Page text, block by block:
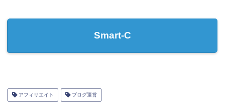
Smart-C
アフィリエイト ブログ運営